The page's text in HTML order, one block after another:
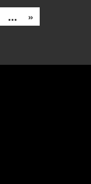
... »